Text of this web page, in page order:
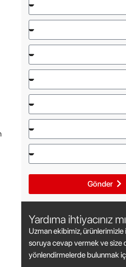
Gönder
Yardıma ihtiyacınız
Uzman ekibimiz, ürünlerimizle
soruya cevap vermek ve size
yönlendirmelerde bulunmak